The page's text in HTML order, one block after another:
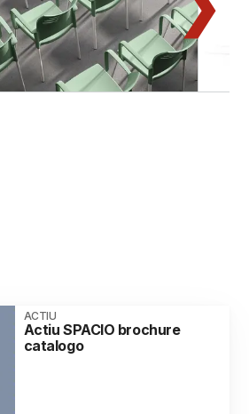
ACTIU
Actiu SPACIO brochure
catalogo